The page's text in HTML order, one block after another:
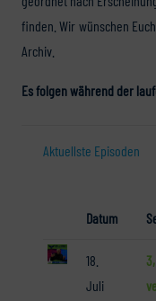
finden. Wir wünschen
Archiv.
Es folgen während der
Aktuellste Episoden
Datum
18.
Juli
3,